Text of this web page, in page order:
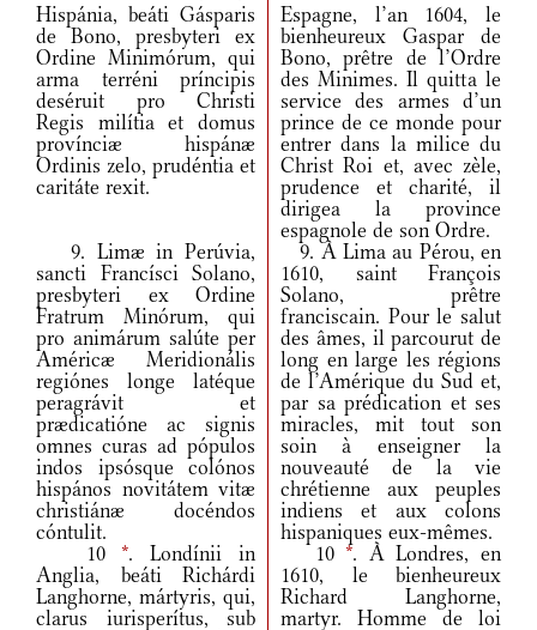
Hispánia, beáti Gásparis
de Bono, presbyteri ex
Ordine Minimórum, qui
arma terréni príncipis
deséruit pro Christi
Regis milítia et domus
provínciæ hispánæ
Ordinis zelo, prudéntia et
caritáte rexit.
Espagne, l’an 1604, le
bienheureux Gaspar de
Bono, prêtre de l’Ordre
des Minimes. Il quitta le
service des armes d’un
prince de ce monde pour
entrer dans la milice du
Christ Roi et, avec zèle,
prudence et charité, il
dirigea la province
espagnole de son Ordre.
9. Limæ in Perúvia,
sancti Francísci Solano,
presbyteri ex Ordine
Fratrum Minórum, qui
pro animárum salúte per
Américæ Meridionális
regiónes longe latéque
peragrávit et
prædicatióne ac signis
omnes curas ad pópulos
indos ipsósque colónos
hispános novitátem vitæ
christiánæ docéndos
cóntulit.
9. À Lima au Pérou, en
1610, saint François
Solano, prêtre
franciscain. Pour le salut
des âmes, il parcourut de
long en large les régions
de l’Amérique du Sud et,
par sa prédication et ses
miracles, mit tout son
soin à enseigner la
nouveauté de la vie
chrétienne aux peuples
indiens et aux colons
hispaniques eux-mêmes.
10*. Londínii in
Anglia, beáti Richárdi
Langhorne, mártyris, qui,
clarus iurisperítus, sub
10*. À Londres, en
1610, le bienheureux
Richard Langhorne,
martyr. Homme de loi